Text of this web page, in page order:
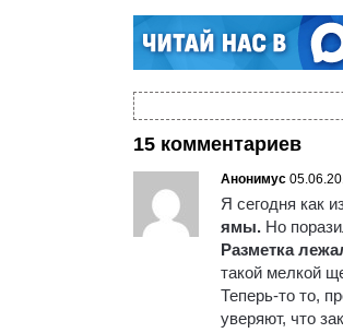
15 комментариев
Анонимус
Я сегодня как
ямы. Но
Разметка
такой мелкой
Теперь-то то,
уверяют, что